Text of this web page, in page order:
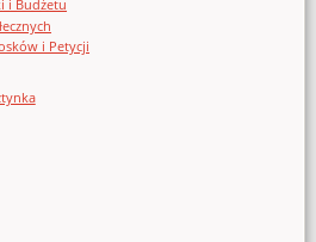
i Budżetu
i Petycji